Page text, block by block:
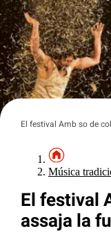
El festival Amb so de
Música
El festival
assaja la